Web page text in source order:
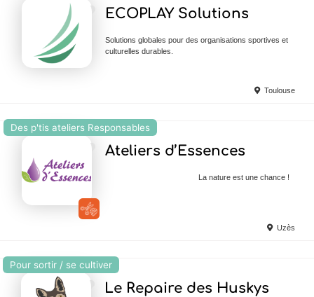
ECOPLAY Solutions
Solutions globales pour des organisations sportives et
culturelles durables.
Toulouse
Des p'tis ateliers Responsables
Ateliers d’Essences
La nature est une chance !
Uzès
Pour sortir / se cultiver
Le Repaire des Huskys